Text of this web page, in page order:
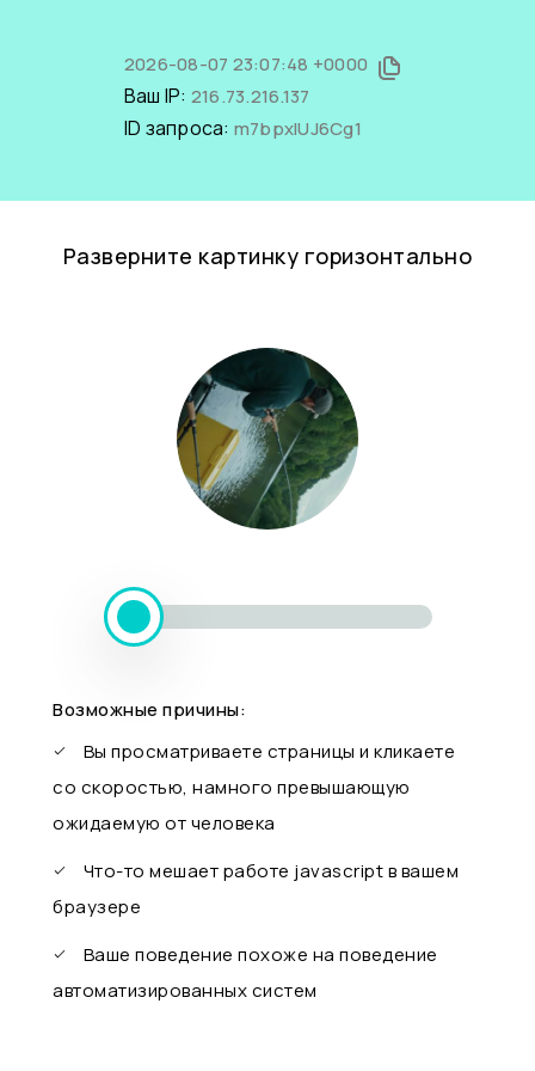
2026-08-07 23:07:48 +0000
Ваш IP: 216.73.216.137
ID запроса: m7bpxlUJ6Cg1
Разверните картинку горизонтально
Возможные причины:
Вы просматриваете страницы и кликаете
со скоростью, намного превышающую
ожидаемую от человека
Что-то мешает работе javascript в вашем
браузере
Ваше поведение похоже на поведение
автоматизированных систем